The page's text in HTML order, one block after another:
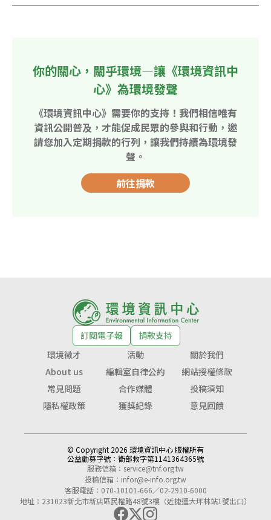
你的關心，關乎環境—讓《環境資訊中
心》為環境發聲
《環境資訊中心》需要你的支持！我們相信唯有
資訊公開普及，才能促成民眾的參與和行動，邀
請您加入定期捐款的行列，讓我們持續為環境發
聲。
前往捐款
訂閱電子報
捐款支持
環境徵才
活動
關於我們
About us
編輯室自律公約
網站授權條款
常見問題
合作媒體
投稿須知
隱私權政策
獲獎紀錄 意見回饋
© Copyright 2026 環境資訊中心 版權所有
公益勸募字號： 衛部救字第1141364365號
服務信箱： service@tnf.org.tw
投稿信箱： infor@e-info.org.tw
客服電話：070-10101-666／02-2910-6000
地址：231023新北市新店區民權路48號3樓（近捷運大坪林站1號出口）